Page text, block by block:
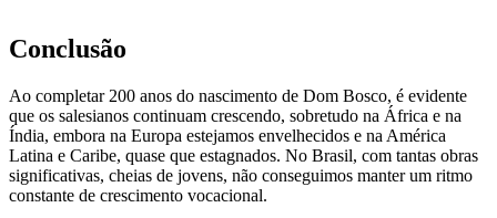
Conclusão
Ao completar 200 anos do nascimento de Dom Bosco, é evidente
que os salesianos continuam crescendo, sobretudo na África e na
Índia, embora na Europa estejamos envelhecidos e na América
Latina e Caribe, quase que estagnados. No Brasil, com tantas obras
significativas, cheias de jovens, não conseguimos manter um ritmo
constante de crescimento vocacional.